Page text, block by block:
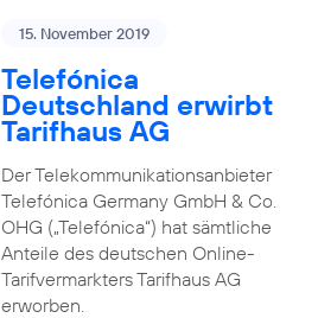
15. November 2019
Telefónica
Deutschland erwirbt
Tarifhaus AG
Der Telekommunikationsanbieter
Telefónica Germany GmbH & Co.
OHG („Telefónica“) hat sämtliche
Anteile des deutschen Online-
Tarifvermarkters Tarifhaus AG
erworben.